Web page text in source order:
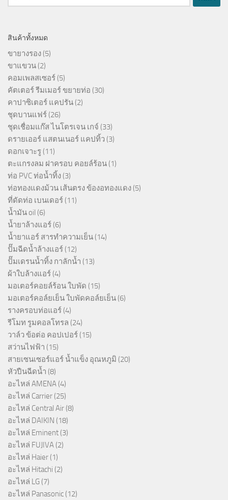
สำหรับ:
สินค้าทั้งหมด
ขายางรอง (5)
ขาแขวน (2)
คอมเพลสเซอร์ (5)
คัตเตอร์ รีมเมอร์ ขยายท่อ (30)
คาปาซิเตอร์ แคปรัน (2)
ชุดบานแฟร์ (26)
ชุดเชื่อมแก๊ส ไนโตรเจน เกจ์ (33)
ดรายเออร์ แสตนเนอร์ แคปทิ้ว (3)
ดอกเจาะรู (11)
ตะแกรงลม ฝาครอบ คอยล์ร้อน (1)
ท่อ PVC ท่อน้ำทิ้ง (3)
ท่อทองแดงม้วน เส้นตรง ข้องอทองแดง (5)
ที่ดัดท่อ เบนเดอร์ (11)
น้ำมัน oil (6)
น้ำยาล้างแอร์ (6)
น้ำยาแอร์ สารทำความเย็น (14)
ปั๊มฉีดน้ำล้างแอร์ (12)
ปั๊มเดรนน้ำทิ้ง กาลักน้ำ (13)
ผ้าใบล้างแอร์ (4)
มอเตอร์คอยล์ร้อน ใบพัด (15)
มอเตอร์คอล์ยเย็น ใบพัดคอล์ยเย็น (6)
รางครอบท่อแอร์ (4)
รีโมท รูมคอลโทรล (24)
วาล์ว ข้อต่อ คอปเปอร์ (15)
สว่านไฟฟ้า (15)
สายเซนเซอร์แอร์ น้ำแข็ง อุณหภูมิ (20)
หัวปืนฉีดน้ำ (8)
อะไหล่ AMENA (4)
อะไหล่ Carrier (25)
อะไหล่ Central Air (8)
อะไหล่ DAIKIN (18)
อะไหล่ Eminent (3)
อะไหล่ FUJIVA (2)
อะไหล่ Haier (1)
อะไหล่ Hitachi (2)
อะไหล่ LG (7)
อะไหล่ Panasonic (12)